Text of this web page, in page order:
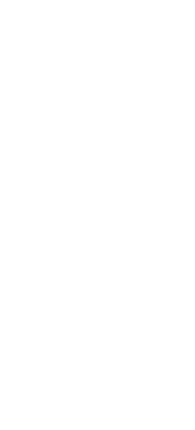
Proteine
deiner Läufer-